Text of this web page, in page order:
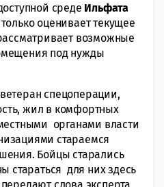
среде Ильфата
оценивает текущее
возможные
под нужды
спецоперации,
жил в комфортных
органами власти
стараемся
Бойцы старались
стараться для них здесь
слова эксперта